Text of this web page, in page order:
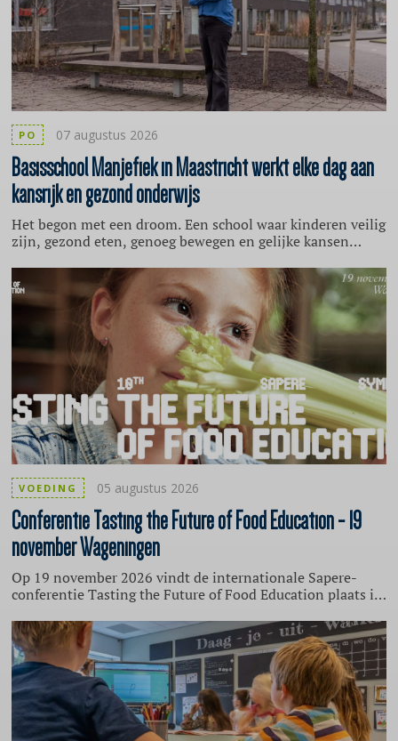
Basisschool Manjefiek in Maastricht werkt elke dag aan
kansrijk en gezond onderwijs
Het begon met een droom. Een school waar kinderen veilig
zijn, gezond eten, genoeg bewegen en gelijke kansen
Basisschool Manjefiek in Maastricht”, vertelt directeur Kim
Duykaerts-van Duurling in een gesprek met Provincie
Limburg. Later kreeg die droom een naam: Gezonde
Basisschool van de Toekomst.
PO 07 augustus 2026
ConferentieTasting the Future of Food Education - 19
november Wageningen
Op 19 november 2026 vindt de internationale Sapere-
conferentie Tasting the Future of Food Education plaats in
onderzoekers uit verschillende landen komen bijeen om
kennis, ervaringen en ideeën over voedseleducatie uit te
wisselen. Blik terug op ontwikkelingen binnen het
internationale voedseleducatielandschap en kijk vooruit
naar de richting waarin voedseleducatie zich verder kan
ontwikkelen. De conferentie is onder meer interessant
voor professionals in het onderwijs en de kinderopvang.
VOEDING 05 augustus 2026